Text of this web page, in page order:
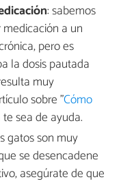
: sabemos
a un
pero es
la dosis pautada
muy
sobre "Cómo
sea de ayuda.
gatos son muy
se desencadene
asegúrate de que